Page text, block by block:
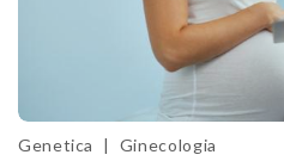
Genetica | Ginecologia